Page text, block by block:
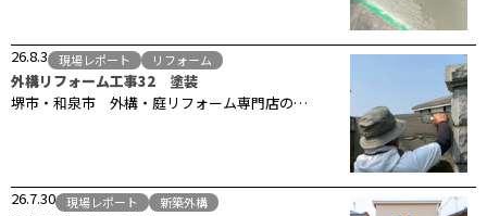
26.8.3 現場レポート リフォーム
外構リフォーム工事32 塗装
堺市・和泉市 外構・庭リフォーム専門店の…
26.7.30 現場レポート 新築外構